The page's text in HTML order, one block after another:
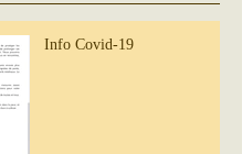
Info Covid-19